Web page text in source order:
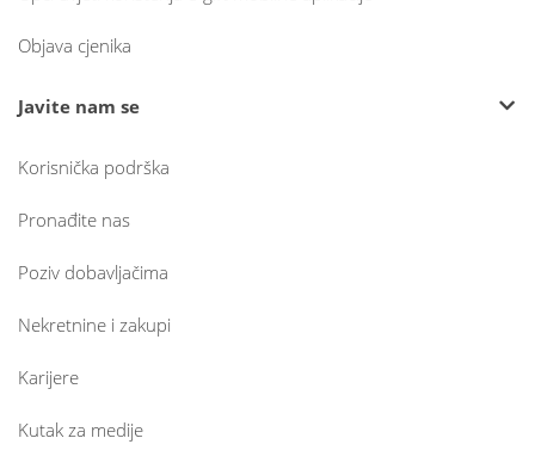
Objava cjenika
Javite nam se
Korisnička podrška
Pronađite nas
Poziv dobavljačima
Nekretnine i zakupi
Karijere
Kutak za medije